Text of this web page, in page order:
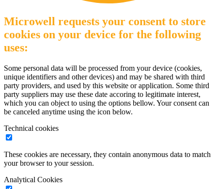
Microwell requests your consent to store
cookies on your device for the following
uses:
Some personal data will be processed from your device (cookies,
unique identifiers and other devices) and may be shared with third
party providers, and used by this website or application. Some third
party suppliers may use these date accoring to legitimate interest,
which you can object to using the options bellow. Your consent can
be canceled anytime using the icon below.
Technical cookies
These cookies are necessary, they contain anonymous data to match
your browser to your session.
Analytical Cookies